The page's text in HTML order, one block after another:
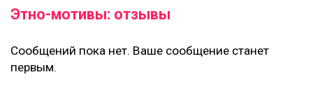
Этно-мотивы: отзывы
Сообщений пока нет. Ваше сообщение станет
первым.